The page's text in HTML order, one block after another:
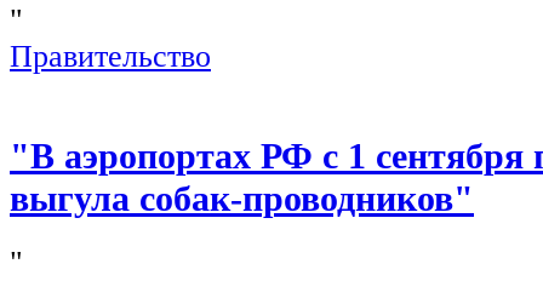
"
Правительство
"В аэропортах РФ с 1 сентября
выгула собак-проводников"
"